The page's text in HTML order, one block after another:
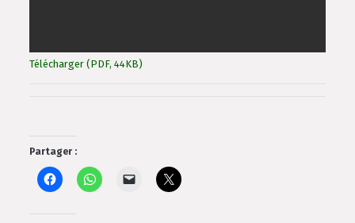
Télécharger (PDF, 44KB)
Partager :